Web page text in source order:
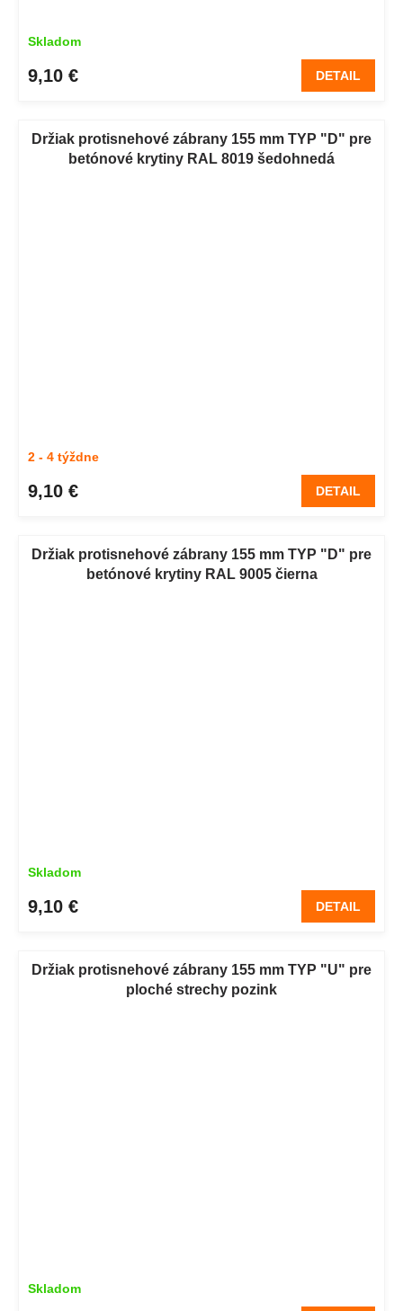
Skladom
9,10 € DETAIL
Držiak protisnehové zábrany 155 mm TYP "D" pre
betónové krytiny RAL 8019 šedohnedá
2 - 4 týždne
9,10 € DETAIL
Držiak protisnehové zábrany 155 mm TYP "D" pre
betónové krytiny RAL 9005 čierna
Skladom
9,10 € DETAIL
Držiak protisnehové zábrany 155 mm TYP "U" pre
ploché strechy pozink
Skladom